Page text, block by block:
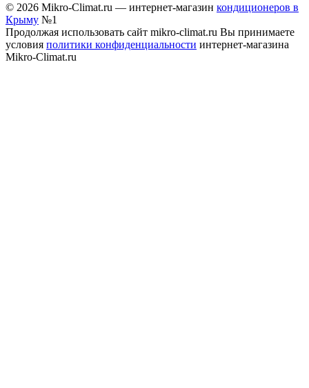
© 2026 Mikro-Climat.ru — интернет-магазин кондиционеров в
Крыму №1
Продолжая использовать сайт mikro-climat.ru Вы принимаете
условия политики конфиденциальности интернет-магазина
Mikro-Climat.ru